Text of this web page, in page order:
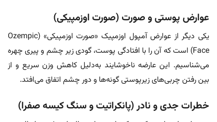
عوارض پوستی و صورت (صورت اوزمپیکی)
یکی دیگر از عوارض آمپول اوزمپیک «صورت اوزمپیکی» (Ozempic
Face) است که آن را با افتادگی پوست، گودی زیر چشم و پیری چهره
می‌شناسیم. این عارضه ناخوشایند به‌دلیل کاهش وزن سریع و از
بین رفتن چربی‌های زیرپوستی گونه‌ها و دور چشم اتفاق می‌افتد.
خطرات جدی و نادر (پانکراتیت و سنگ کیسه صفرا)